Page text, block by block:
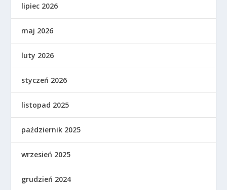
lipiec 2026
maj 2026
luty 2026
styczeń 2026
listopad 2025
październik 2025
wrzesień 2025
grudzień 2024